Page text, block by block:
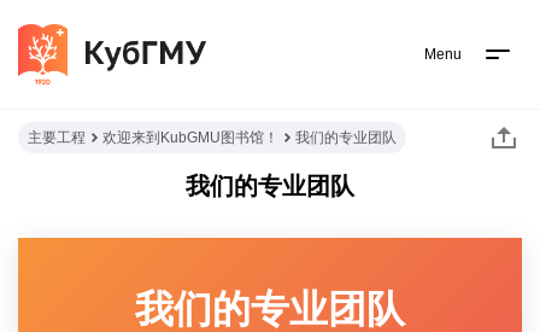
Menu
主要工程 欢迎来到KubGMU图书馆！ 我们的专业团队
我们的专业团队
我们的专业团队